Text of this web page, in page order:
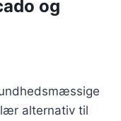
og
alternativ til